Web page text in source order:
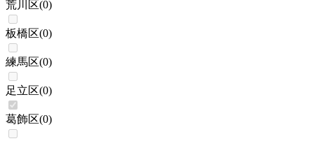
荒川区(0)
板橋区(0)
練馬区(0)
足立区(0)
葛飾区(0)